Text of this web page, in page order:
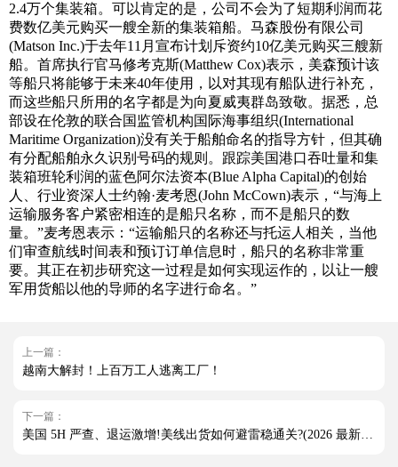
2.4万个集装箱。可以肯定的是，公司不会为了短期利润而花
费数亿美元购买一艘全新的集装箱船。马森股份有限公司
(Matson Inc.)于去年11月宣布计划斥资约10亿美元购买三艘新
船。首席执行官马修考克斯(Matthew Cox)表示，美森预计该
等船只将能够于未来40年使用，以对其现有船队进行补充，
而这些船只所用的名字都是为向夏威夷群岛致敬。据悉，总
部设在伦敦的联合国监管机构国际海事组织(International
Maritime Organization)没有关于船舶命名的指导方针，但其确
有分配船舶永久识别号码的规则。跟踪美国港口吞吐量和集
装箱班轮利润的蓝色阿尔法资本(Blue Alpha Capital)的创始
人、行业资深人士约翰·麦考恩(John McCown)表示，“与海上
运输服务客户紧密相连的是船只名称，而不是船只的数
量。”麦考恩表示：“运输船只的名称还与托运人相关，当他
们审查航线时间表和预订订单信息时，船只的名称非常重
要。其正在初步研究这一过程是如何实现运作的，以让一艘
军用货船以他的导师的名字进行命名。”
上一篇：
越南大解封！上百万工人逃离工厂！
下一篇：
美国 5H 严查、退运激增!美线出货如何避雷稳通关?(2026 最新实操指南)